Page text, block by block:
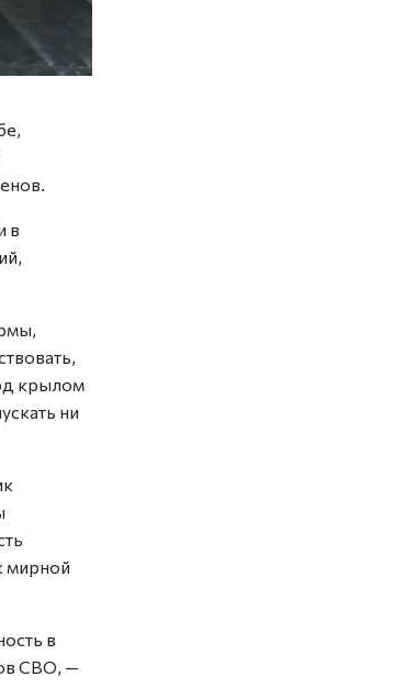
в
крылом
ни
мирной
в
СВО, —